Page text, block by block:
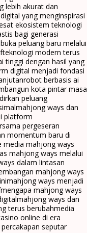
lebih akurat dan
yang menginspirasi
ekosistem teknologi
bagi generasi
peluang baru melalui
teknologi modern terus
tinggi dengan hasil yang
digital menjadi fondasi
robot berbasis ai
kota pintar masa
peluang
mahjong ways dan
platform
pergeseran
momentum baru di
media mahjong ways
mahjong ways melalui
dalam lintasan
mahjong ways
mahjong ways menjadi
mengapa mahjong ways
mahjong ways dan
terus berubahmedia
online di era
seputar